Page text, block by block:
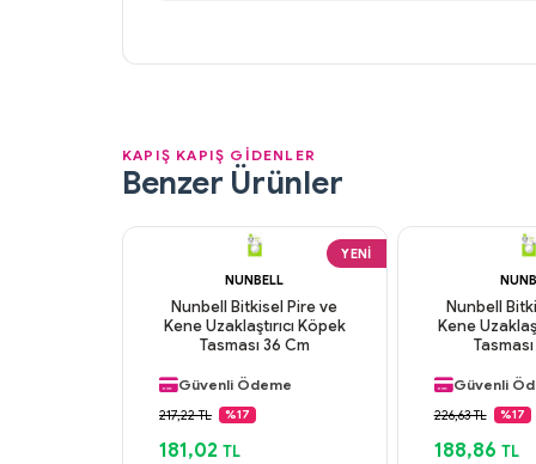
KAPIŞ KAPIŞ GİDENLER
Benzer Ürünler
YENI
NUNBELL
Nunbell Bitkisel Pire ve
Kene Uzaklaştırıcı Köpek
Tasması 36 Cm
Aynı Gün Kargo
Güvenli Ödeme
Aynı Gün Kargo
217,22 TL %17
181,02 TL
Nunbell
Kene
Aynı Gün
Güvenli
Aynı Gün
226,63 TL %17
188,86 TL